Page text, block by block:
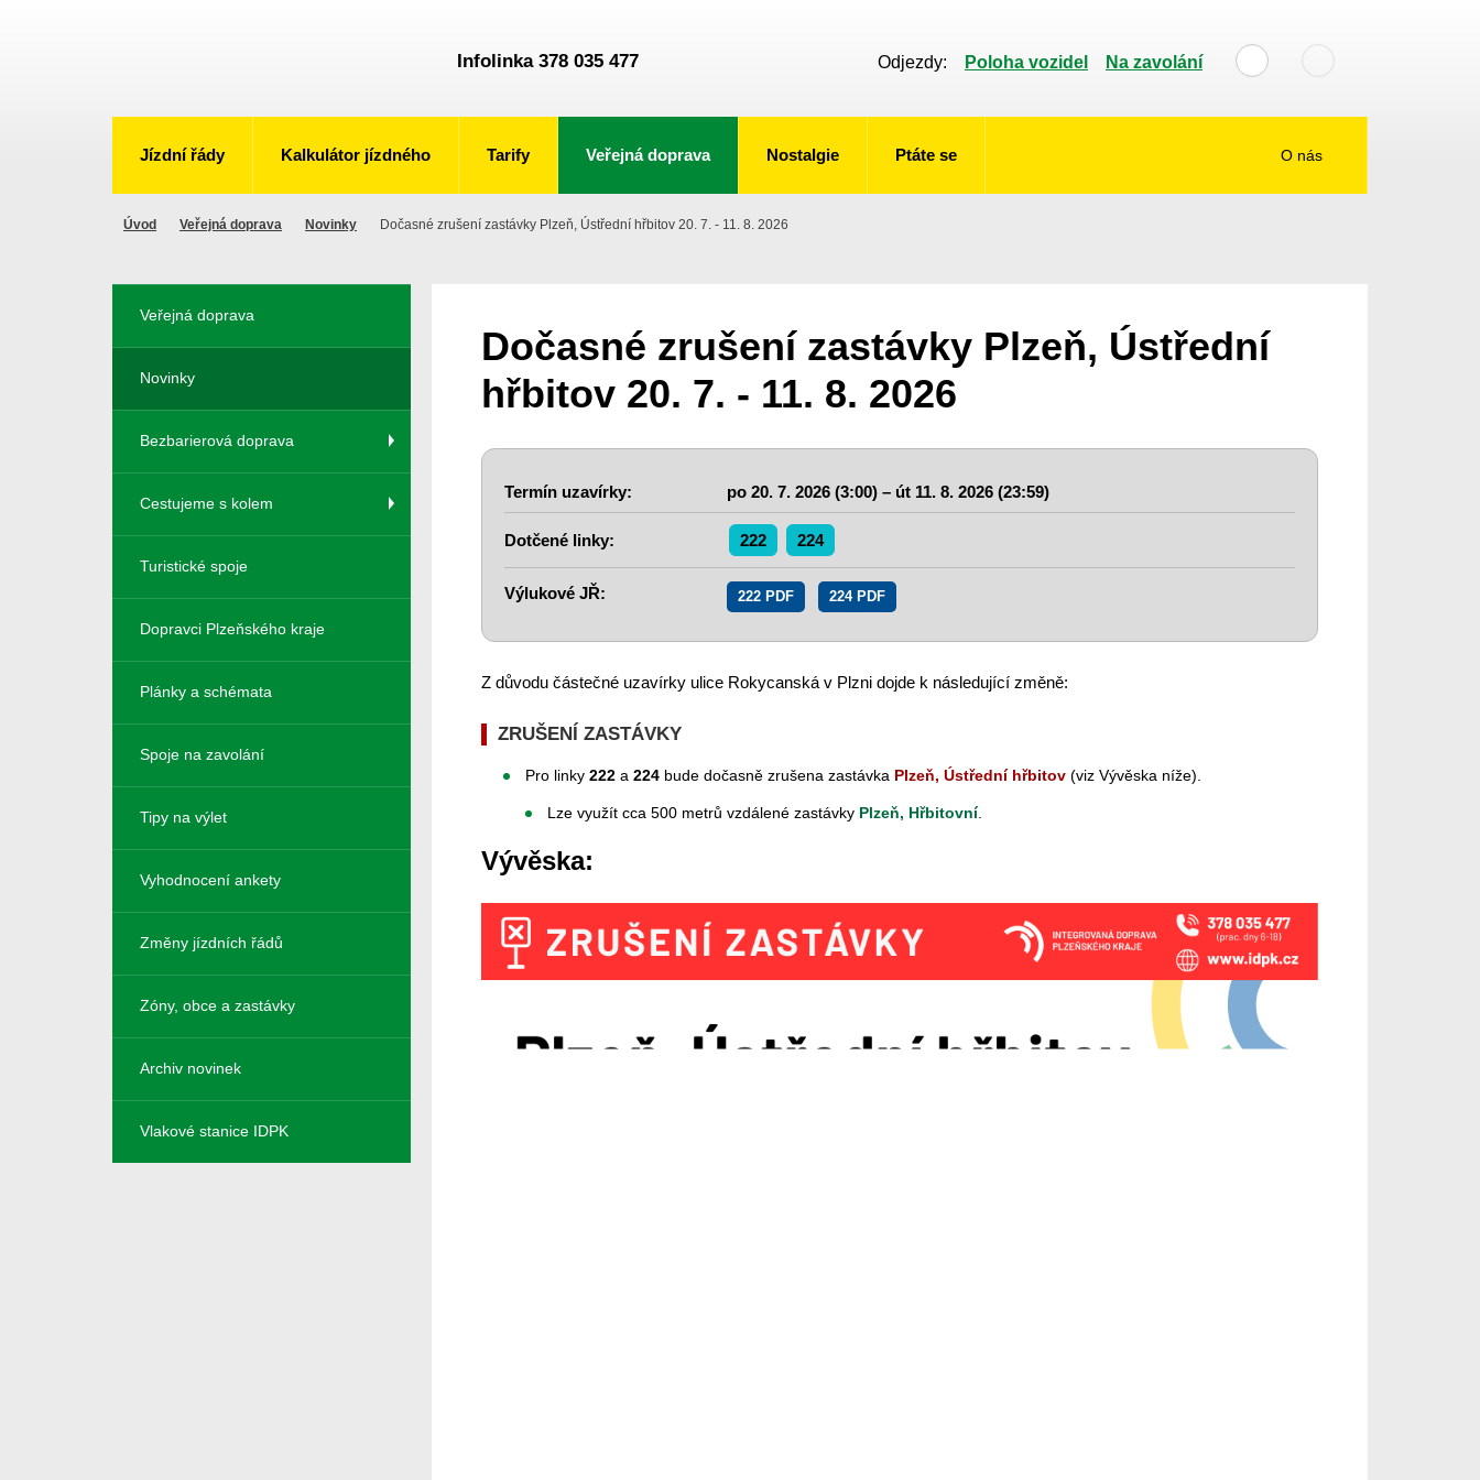
Infolinka 378 035 477 Odjezdy: Poloha vozidel Na zavolání
Jízdní řády Kalkulátor jízdného Tarify O nás
Veřejná doprava Nostalgie Ptáte se
Úvod Veřejná doprava Novinky Dočasné zrušení zastávky Plzeň, Ústřední hřbitov 20. 7. - 11. 8. 2026
Veřejná doprava
Novinky
Bezbarierová doprava
Cestujeme s kolem
Turistické spoje
Dopravci Plzeňského kraje
Plánky a schémata
Spoje na zavolání
Tipy na výlet
Vyhodnocení ankety
Změny jízdních řádů
Zóny, obce a zastávky
Archiv novinek
Vlakové stanice IDPK
Dočasné zrušení zastávky Plzeň, Ústřední
hřbitov 20. 7. - 11. 8. 2026
Termín uzavírky: po20. 7. 2026 (3:00) – út 11. 8. 2026 (23:59)
Dotčené linky: 222 224
Výlukové JŘ: 222 PDF 224 PDF
Z důvodu částečné uzavírky ulice Rokycanská v Plzni dojde k následující změně:
ZRUŠENÍ ZASTÁVKY
Pro linky 222a 224bude dočasně zrušena zastávka Plzeň, Ústřední hřbitov(viz Vývěska níže).
Lze využít cca 500 metrů vzdálené zastávky Plzeň, Hřbitovní.
Vývěska: